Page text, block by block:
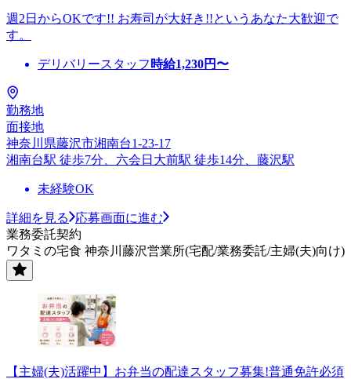
週2日からOKです!! お寿司が大好き!!というあなた大歓迎で
す。
デリバリースタッフ 時給1,230円〜
勤務地
面接地
神奈川県藤沢市湘南台1-23-17
湘南台駅 徒歩7分、六会日大前駅 徒歩14分、藤沢駅
未経験OK
詳細を見る
応募画面に進む
業務委託契約
ワタミの宅食 神奈川藤沢営業所(宅配/業務委託/主婦(夫)向け)
【主婦(夫)活躍中】お弁当の配達スタッフ募集!普通免許必須